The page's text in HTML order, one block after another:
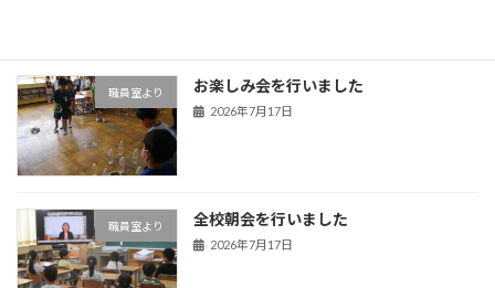
職員室より お楽しみ会を行いました
2026年7月17日
職員室より 全校朝会を行いました
2026年7月17日